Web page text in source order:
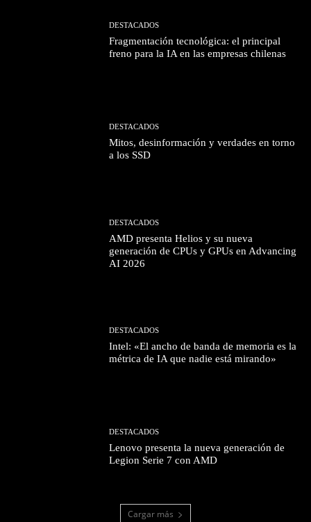
DESTACADOS
Fragmentación tecnológica: el principal
freno para la IA en las empresas chilenas
DESTACADOS
Mitos, desinformación y verdades en torno
a los SSD
DESTACADOS
AMD presenta Helios y su nueva
generación de CPUs y GPUs en Advancing
AI 2026
DESTACADOS
Intel: «El ancho de banda de memoria es la
métrica de IA que nadie está mirando»
DESTACADOS
Lenovo presenta la nueva generación de
Legion Serie 7 con AMD
Cargar más